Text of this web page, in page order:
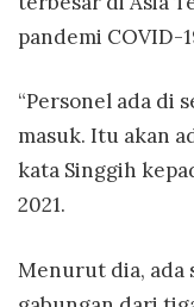
pandemi COVID-
“Personel ada di
masuk. Itu akan
kata Singgih
2021.
Menurut dia, ada